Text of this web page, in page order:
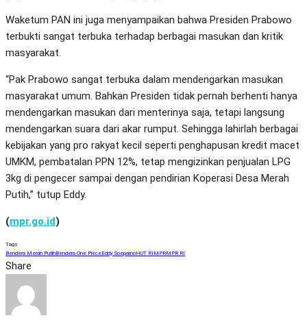
Waketum PAN ini juga menyampaikan bahwa Presiden Prabowo
terbukti sangat terbuka terhadap berbagai masukan dan kritik
masyarakat.
“Pak Prabowo sangat terbuka dalam mendengarkan masukan
masyarakat umum. Bahkan Presiden tidak pernah berhenti hanya
mendengarkan masukan dari menterinya saja, tetapi langsung
mendengarkan suara dari akar rumput. Sehingga lahirlah berbagai
kebijakan yang pro rakyat kecil seperti penghapusan kredit macet
UMKM, pembatalan PPN 12%, tetap mengizinkan penjualan LPG
3kg di pengecer sampai dengan pendirian Koperasi Desa Merah
Putih,” tutup Eddy.
(mpr.go.id)
Tags
Bendera Merah PutihBendera One PieceEddy SoeparnoHUT RI MPRMPR RI
Share